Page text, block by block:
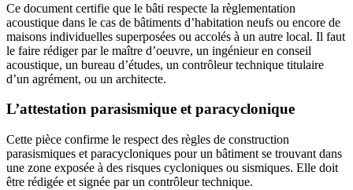
Ce document certifie que le bâti respecte la règlementation
acoustique dans le cas de bâtiments d’habitation neufs ou encore de
maisons individuelles superposées ou accolés à un autre local. Il faut
le faire rédiger par le maître d’oeuvre, un ingénieur en conseil
acoustique, un bureau d’études, un contrôleur technique titulaire
d’un agrément, ou un architecte.
L’attestation parasismique et paracyclonique
Cette pièce confirme le respect des règles de construction
parasismiques et paracycloniques pour un bâtiment se trouvant dans
une zone exposée à des risques cycloniques ou sismiques. Elle doit
être rédigée et signée par un contrôleur technique.